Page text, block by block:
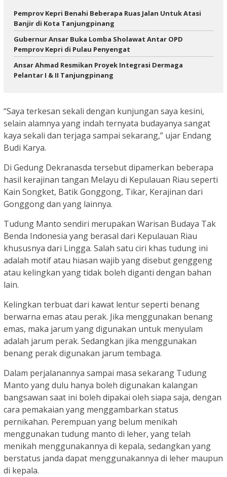
Pemprov Kepri Benahi Beberapa Ruas Jalan Untuk Atasi
Banjir di Kota Tanjungpinang
Gubernur Ansar Buka Lomba Sholawat Antar OPD
Pemprov Kepri di Pulau Penyengat
Ansar Ahmad Resmikan Proyek Integrasi Dermaga
Pelantar I & II Tanjungpinang
“Saya terkesan sekali dengan kunjungan saya kesini,
selain alamnya yang indah ternyata budayanya sangat
kaya sekali dan terjaga sampai sekarang,” ujar Endang
Budi Karya.
Di Gedung Dekranasda tersebut dipamerkan beberapa
hasil kerajinan tangan Melayu di Kepulauan Riau seperti
Kain Songket, Batik Gonggong, Tikar, Kerajinan dari
Gonggong dan yang lainnya.
Tudung Manto sendiri merupakan Warisan Budaya Tak
Benda Indonesia yang berasal dari Kepulauan Riau
khususnya dari Lingga. Salah satu ciri khas tudung ini
adalah motif atau hiasan wajib yang disebut genggeng
atau kelingkan yang tidak boleh diganti dengan bahan
lain.
Kelingkan terbuat dari kawat lentur seperti benang
berwarna emas atau perak. Jika menggunakan benang
emas, maka jarum yang digunakan untuk menyulam
adalah jarum perak. Sedangkan jika menggunakan
benang perak digunakan jarum tembaga.
Dalam perjalanannya sampai masa sekarang Tudung
Manto yang dulu hanya boleh digunakan kalangan
bangsawan saat ini boleh dipakai oleh siapa saja, dengan
cara pemakaian yang menggambarkan status
pernikahan. Perempuan yang belum menikah
menggunakan tudung manto di leher, yang telah
menikah menggunakannya di kepala, sedangkan yang
berstatus janda dapat menggunakannya di leher maupun
di kepala.